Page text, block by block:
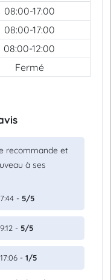
08:00-17:00
08:00-17:00
08:00-12:00
Fermé
recommande et
à ses
- 5/5
- 5/5
- 1/5